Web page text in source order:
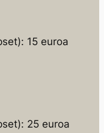
15 euroa
25 euroa